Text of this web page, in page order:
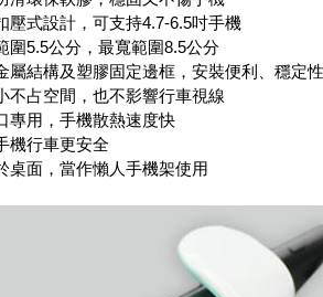
式設計，可支持4.7-6.5吋手機
5.5公分，最寬範圍8.5公分
結構及塑膠固定邊框，安裝便利、穩定
占空間，也不影響行車視線
專用，手機散熱速度快
機行車更安全
面，當作懶人手機架使用